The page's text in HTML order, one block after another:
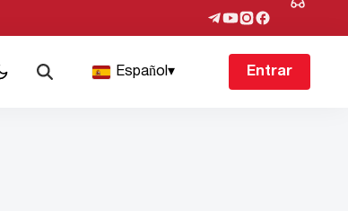
Español▾ Entrar